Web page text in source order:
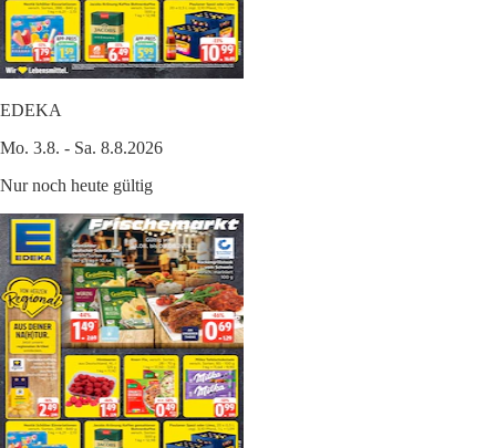
EDEKA
Mo. 3.8. - Sa. 8.8.2026
Nur noch heute gültig